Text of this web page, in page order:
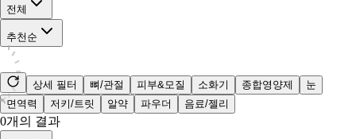
전체
추천순
상세 필터 뼈/관절 피부&모질 소화기 종합영양제
눈
면역력
저키/트릿 알약 파우더 음료/젤리
0개의 결과